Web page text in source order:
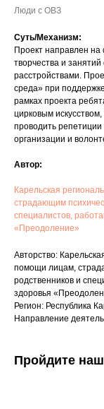
Люди с ОВЗ
Суть/Механизм:
Проект направлен на
творчества и
расстройствами.
среда» при
рамках проекта
цирковым
проводить
организации и
Автор:
Карельская
страдающим
специалистов,
«Преодоление»
Авторство:
помощи лицам,
родственников и
здоровья
Регион: Республика
Направление
Пройдите